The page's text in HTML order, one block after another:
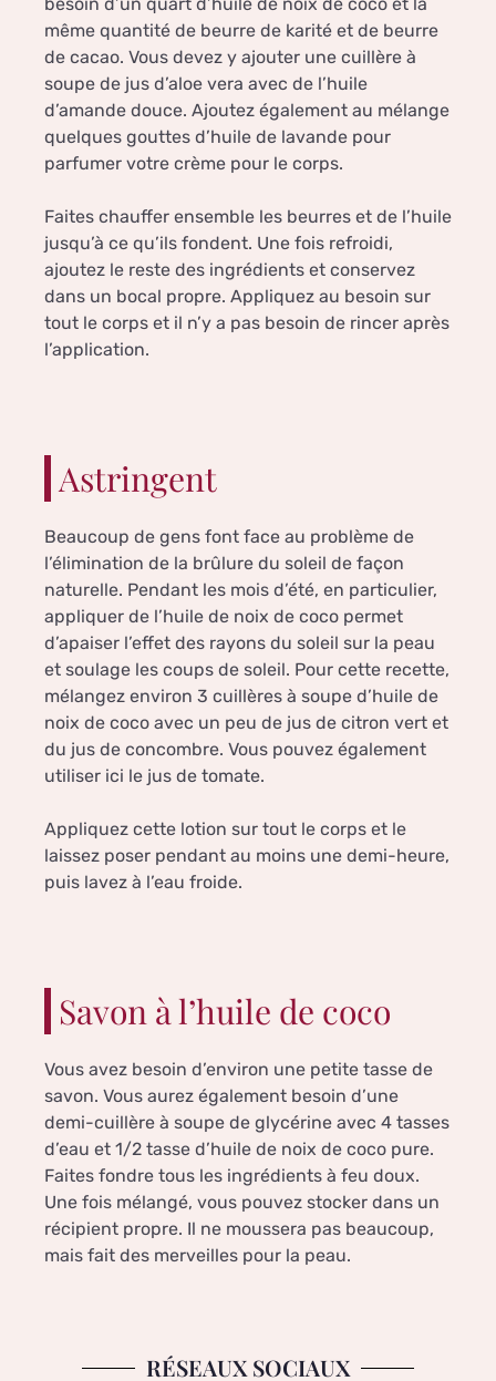
même quantité de beurre de karité et de beurre
de cacao. Vous devez y ajouter une cuillère à
soupe de jus d’aloe vera avec de l’huile
d’amande douce. Ajoutez également au mélange
quelques gouttes d’huile de lavande pour
parfumer votre crème pour le corps.
Faites chauffer ensemble les beurres et de l’huile
jusqu’à ce qu’ils fondent. Une fois refroidi,
ajoutez le reste des ingrédients et conservez
dans un bocal propre. Appliquez au besoin sur
tout le corps et il n’y a pas besoin de rincer après
l’application.
Astringent
Beaucoup de gens font face au problème de
l’élimination de la brûlure du soleil de façon
naturelle. Pendant les mois d’été, en particulier,
appliquer de l’huile de noix de coco permet
d’apaiser l’effet des rayons du soleil sur la peau
et soulage les coups de soleil. Pour cette recette,
mélangez environ 3 cuillères à soupe d’huile de
noix de coco avec un peu de jus de citron vert et
du jus de concombre. Vous pouvez également
utiliser ici le jus de tomate.
Appliquez cette lotion sur tout le corps et le
laissez poser pendant au moins une demi-heure,
puis lavez à l’eau froide.
Savon à l’huile de coco
Vous avez besoin d’environ une petite tasse de
savon. Vous aurez également besoin d’une
demi-cuillère à soupe de glycérine avec 4 tasses
d’eau et 1/2 tasse d’huile de noix de coco pure.
Faites fondre tous les ingrédients à feu doux.
Une fois mélangé, vous pouvez stocker dans un
récipient propre. Il ne moussera pas beaucoup,
mais fait des merveilles pour la peau.
RÉSEAUX SOCIAUX